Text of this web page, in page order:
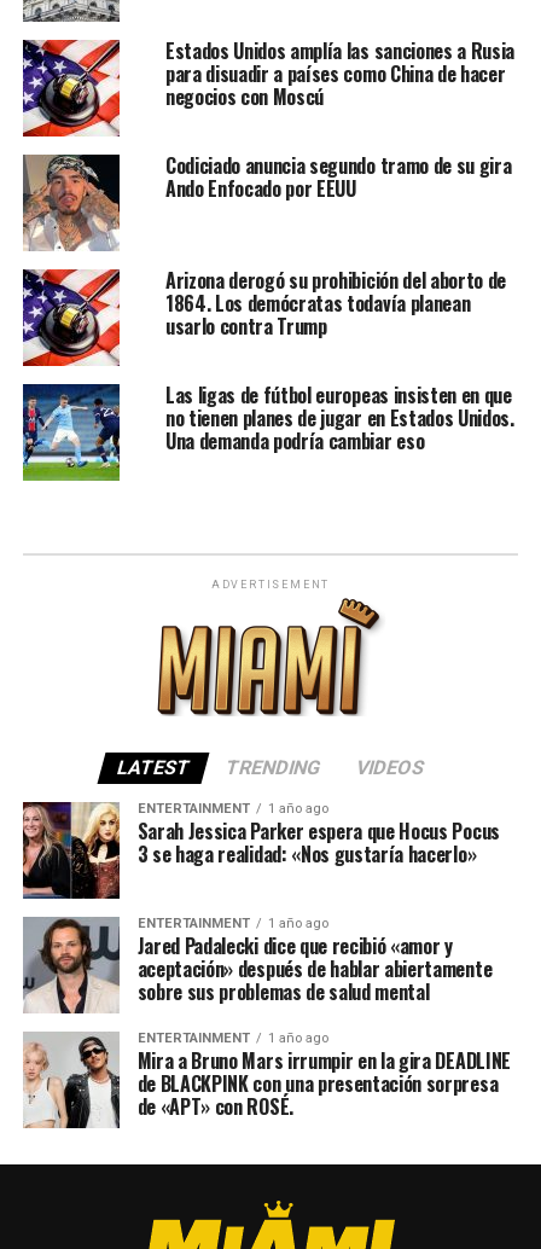
Estados Unidos amplía las sanciones a Rusia
para disuadir a países como China de hacer
negocios con Moscú
Codiciado anuncia segundo tramo de su gira
Ando Enfocado por EEUU
Arizona derogó su prohibición del aborto de
1864. Los demócratas todavía planean
usarlo contra Trump
Las ligas de fútbol europeas insisten en que
no tienen planes de jugar en Estados Unidos.
Una demanda podría cambiar eso
ADVERTISEMENT
LATEST TRENDING VIDEOS
ENTERTAINMENT 1 año ago
Sarah Jessica Parker espera que Hocus Pocus
3 se haga realidad: «Nos gustaría hacerlo»
ENTERTAINMENT 1 año ago
Jared Padalecki dice que recibió «amor y
aceptación» después de hablar abiertamente
sobre sus problemas de salud mental
ENTERTAINMENT 1 año ago
Mira a Bruno Mars irrumpir en la gira DEADLINE
de BLACKPINK con una presentación sorpresa
de «APT» con ROSÉ.